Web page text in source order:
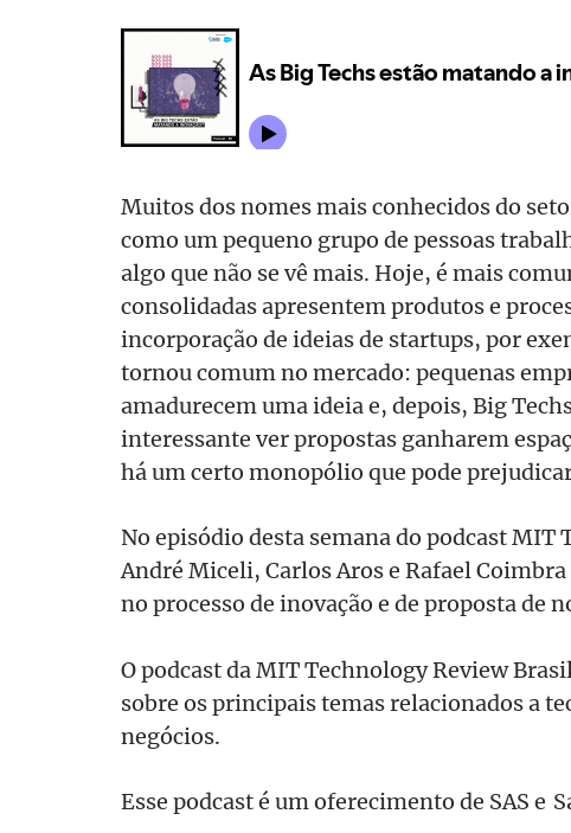
Muitos dos nomes mais conhecidos do
como um pequeno grupo de pessoas
algo que não se vê mais. Hoje, é mais
consolidadas apresentem produtos e
incorporação de ideias de startups, por
tornou comum no mercado: pequenas
amadurecem uma ideia e, depois, Big
interessante ver propostas ganharem
há um certo monopólio que pode
No episódio desta semana do podcast MIT
André Miceli, Carlos Aros e Rafael
no processo de inovação e de proposta de
O podcast da MIT Technology Review
sobre os principais temas relacionados a
negócios.
Esse podcast é um oferecimento de SAS e